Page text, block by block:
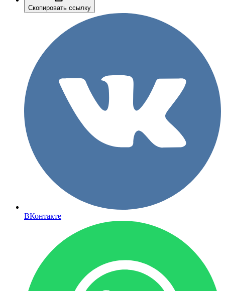
Скопировать ссылку
ВКонтакте